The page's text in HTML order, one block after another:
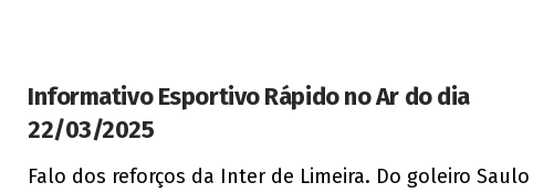
Informativo Esportivo Rápido no Ar do dia
22/03/2025
Falo dos reforços da Inter de Limeira. Do goleiro Saulo